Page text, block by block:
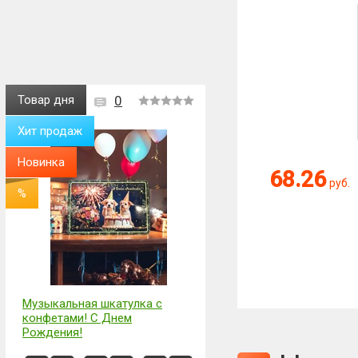
0
Товар дня
Хит продаж
Новинка
%
Музыкальная шкатулка с
конфетами! С Днем
Рождения!
68.26 руб.